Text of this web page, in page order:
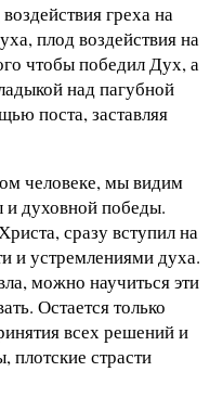
греха на
плод воздействия на
чтобы победил Дух, а
над пагубной
поста, заставляя
человеке, мы видим
духовной победы.
сразу вступил на
и устремлениями духа.
можно научиться эти
Остается только
всех решений и
плотские страсти